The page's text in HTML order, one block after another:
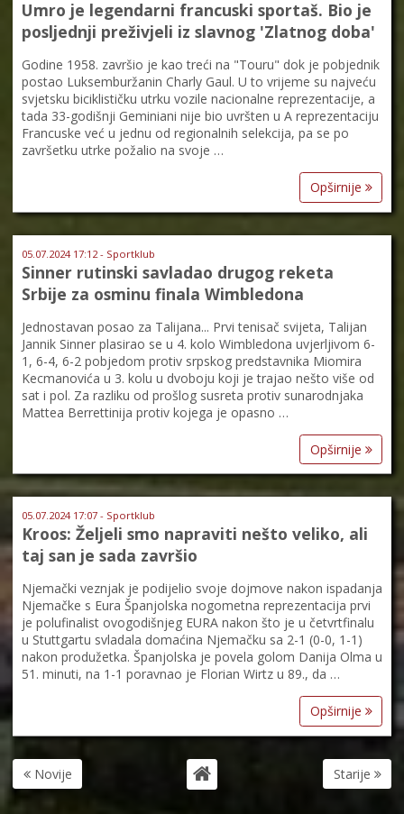
Umro je legendarni francuski sportaš. Bio je
posljednji preživjeli iz slavnog 'Zlatnog doba'
Godine 1958. završio je kao treći na "Touru" dok je pobjednik
postao Luksemburžanin Charly Gaul. U to vrijeme su najveću
svjetsku biciklističku utrku vozile nacionalne reprezentacije, a
tada 33-godišnji Geminiani nije bio uvršten u A reprezentaciju
Francuske već u jednu od regionalnih selekcija, pa se po
završetku utrke požalio na svoje …
Opširnije
05.07.2024 17:12 - Sportklub
Sinner rutinski savladao drugog reketa
Srbije za osminu finala Wimbledona
Jednostavan posao za Talijana... Prvi tenisač svijeta, Talijan
Jannik Sinner plasirao se u 4. kolo Wimbledona uvjerljivom 6-
1, 6-4, 6-2 pobjedom protiv srpskog predstavnika Miomira
Kecmanovića u 3. kolu u dvoboju koji je trajao nešto više od
sat i pol. Za razliku od prošlog susreta protiv sunarodnjaka
Mattea Berrettinija protiv kojega je opasno …
Opširnije
05.07.2024 17:07 - Sportklub
Kroos: Željeli smo napraviti nešto veliko, ali
taj san je sada završio
Njemački veznjak je podijelio svoje dojmove nakon ispadanja
Njemačke s Eura Španjolska nogometna reprezentacija prvi
je polufinalist ovogodišnjeg EURA nakon što je u četvrtfinalu
u Stuttgartu svladala domaćina Njemačku sa 2-1 (0-0, 1-1)
nakon produžetka. Španjolska je povela golom Danija Olma u
51. minuti, na 1-1 poravnao je Florian Wirtz u 89., da …
Opširnije
Novije Starije